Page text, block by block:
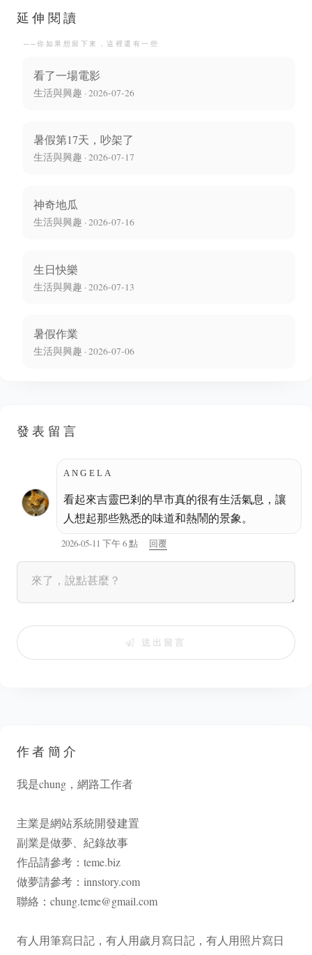
延伸閱讀
──你如果想留下來，這裡還有一些
看了一場電影
生活與興趣 · 2026-07-26
暑假第17天，吵架了
生活與興趣 · 2026-07-17
神奇地瓜
生活與興趣 · 2026-07-16
生日快樂
生活與興趣 · 2026-07-13
暑假作業
生活與興趣 · 2026-07-06
發表留言
ANGELA
看起來吉靈巴剎的早市真的很有生活氣息，讓
人想起那些熟悉的味道和熱鬧的景象。
2026-05-11 下午 6 點 回覆
送出留言
作者簡介
我是chung，網路工作者
主業是網站系統開發建置
副業是做夢、紀錄故事
作品請參考： teme.biz
做夢請參考： innstory.com
聯絡： chung.teme@gmail.com
有人用筆寫日記，有人用歲月寫日記，有人用照片寫日